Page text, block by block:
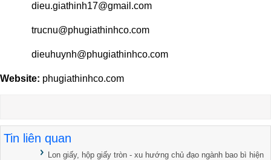
dieu.giathinh17@gmail.com
trucnu@phugiathinhco.com
dieuhuynh@phugiathinhco.com
Website: phugiathinhco.com
Tin liên quan
Lon giấy, hộp giấy tròn - xu hướng chủ đạo ngành bao bì hiện